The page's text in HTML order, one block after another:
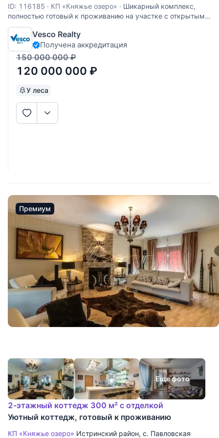
ID: 116185 · КП «Княжье озеро» · Шикарный комплекс,
полностью готовый к проживанию на участке с открытым
бассейном. Состоит из основного дома 310 кв.м, гаража на
2 авто 50 кв.м и бани 50 кв.м. 1 этаж: прихожая,
гардеробная, холл, гостиная с камином, кухня-столовая со
вторым светом
Vesco Realty
Получена аккредитация
150 000 000 ₽
120 000 000 ₽
У леса
Премиум
Еще фото
2-этажный коттедж 300 м² с отделкой
Уютный коттедж, готовый к проживанию
КП «Княжье озеро» Истринский район, с. Павловская